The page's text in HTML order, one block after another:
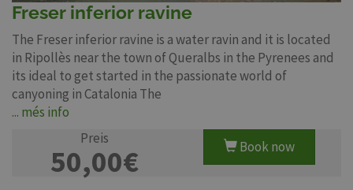
Freser inferior ravine
The Freser inferior ravine is a water ravin and it is located
in Ripollès near the town of Queralbs in the Pyrenees and
its ideal to get started in the passionate world of
canyoning in Catalonia The
... més info
Preis
50,00€ Book now